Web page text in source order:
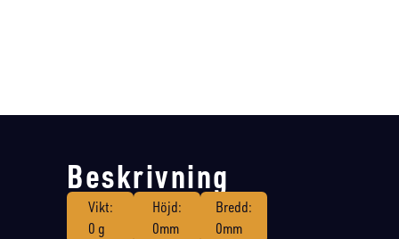
Beskrivning
Vikt:
0 g
Höjd:
0mm
Bredd:
0mm